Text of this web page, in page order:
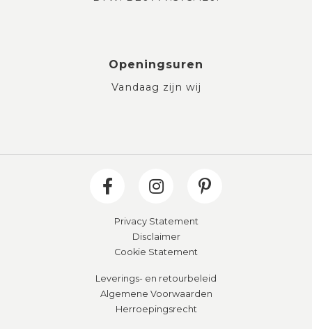
Openingsuren
Vandaag zijn wij
Privacy Statement
Disclaimer
Cookie Statement
Leverings- en retourbeleid
Algemene Voorwaarden
Herroepingsrecht